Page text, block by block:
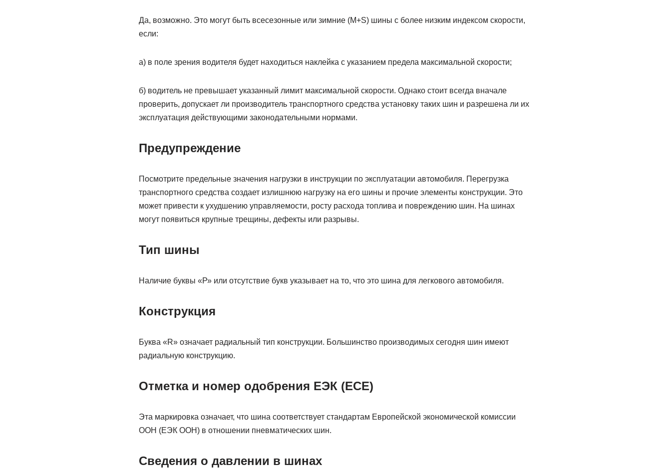
Да, возможно. Это могут быть всесезонные или зимние (M+S) шины с более низким индексом скорости,
если:
а) в поле зрения водителя будет находиться наклейка с указанием предела максимальной скорости;
б) водитель не превышает указанный лимит максимальной скорости. Однако стоит всегда вначале
проверить, допускает ли производитель транспортного средства установку таких шин и разрешена ли их
эксплуатация действующими законодательными нормами.
Предупреждение
Посмотрите предельные значения нагрузки в инструкции по эксплуатации автомобиля. Перегрузка
транспортного средства создает излишнюю нагрузку на его шины и прочие элементы конструкции. Это
может привести к ухудшению управляемости, росту расхода топлива и повреждению шин. На шинах
могут появиться крупные трещины, дефекты или разрывы.
Тип шины
Наличие буквы «Р» или отсутствие букв указывает на то, что это шина для легкового автомобиля.
Конструкция
Буква «R» означает радиальный тип конструкции. Большинство производимых сегодня шин имеют
радиальную конструкцию.
Отметка и номер одобрения ЕЭК (ECE)
Эта маркировка означает, что шина соответствует стандартам Европейской экономической комиссии
ООН (ЕЭК ООН) в отношении пневматических шин.
Сведения о давлении в шинах